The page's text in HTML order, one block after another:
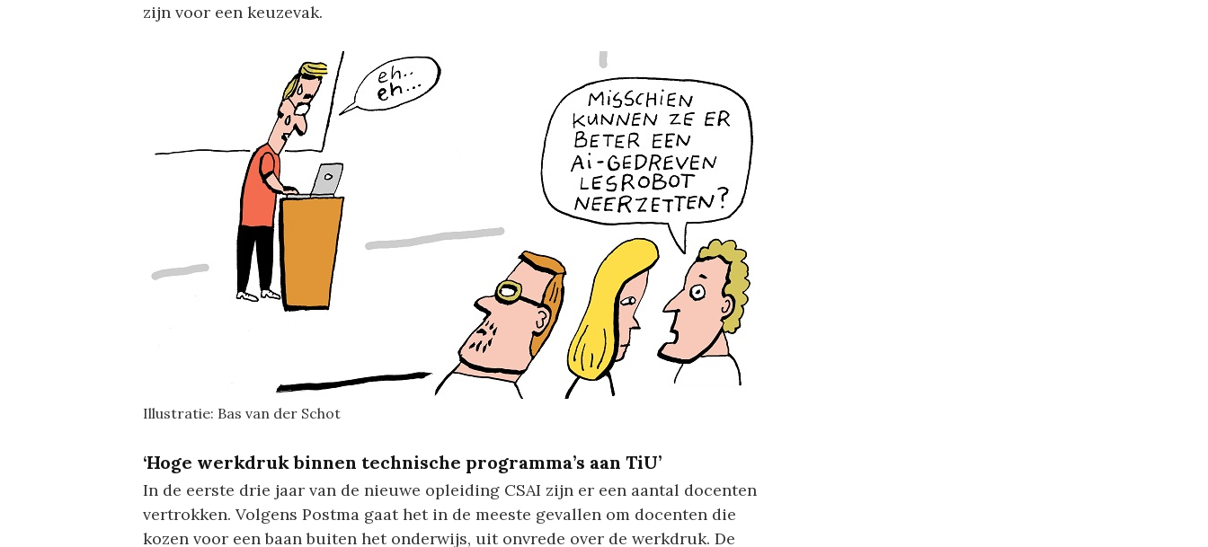
zijn voor een keuzevak.
Illustratie: Bas van der Schot
‘Hoge werkdruk binnen technische programma’s aan TiU’
In de eerste drie jaar van de nieuwe opleiding CSAI zijn er een aantal docenten
vertrokken. Volgens Postma gaat het in de meeste gevallen om docenten die
kozen voor een baan buiten het onderwijs, uit onvrede over de werkdruk. De